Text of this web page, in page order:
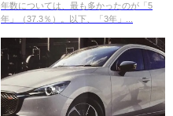
年数については、最も多かったのが「5
年」（37.3％）。以下、「3年」...